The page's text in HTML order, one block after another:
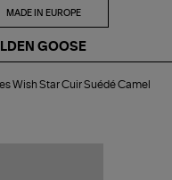
MADE IN EUROPE
GOOSE
Wish Star Cuir Suédé Camel